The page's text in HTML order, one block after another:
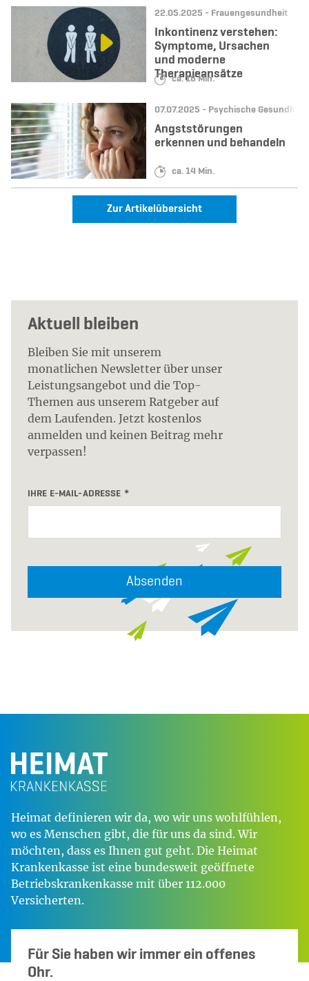
Datum:
22.05.2025 - Kategorie:
Frauengesundheit
Lesedauer:
ca. 16 Min.
Inkontinenz verstehen:
Symptome, Ursachen
und moderne
Therapieansätze
Datum:
07.07.2025 - Kategorie:
Psychische Gesundheit
Lesedauer:
ca. 14 Min.
Angststörungen
erkennen und behandeln
Zur Artikelübersicht
Aktuell bleiben
Bleiben Sie mit unserem
monatlichen Newsletter über unser
Leistungsangebot und die Top-
Themen aus unserem Ratgeber auf
dem Laufenden. Jetzt kostenlos
anmelden und keinen Beitrag mehr
verpassen!
IHRE E-MAIL-ADRESSE
Absenden
Heimat definieren wir da, wo wir uns wohlfühlen,
wo es Menschen gibt, die für uns da sind. Wir
möchten, dass es Ihnen gut geht. Die Heimat
Krankenkasse ist eine bundesweit geöffnete
Betriebskrankenkasse mit über 112.000
Versicherten.
Für Sie haben wir immer ein offenes
Ohr.